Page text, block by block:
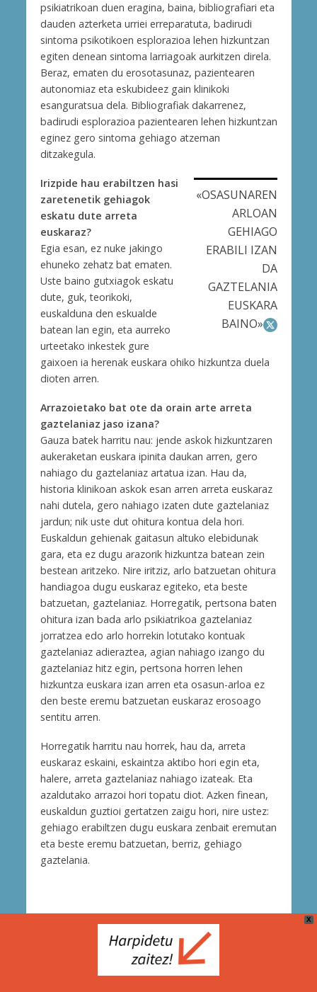
psikiatrikoan duen eragina, baina, bibliografiari eta
dauden azterketa urriei erreparatuta, badirudi
sintoma psikotikoen esplorazioa lehen hizkuntzan
egiten denean sintoma larriagoak aurkitzen direla.
Beraz, ematen du erosotasunaz, pazientearen
autonomiaz eta eskubideez gain klinikoki
esanguratsua dela. Bibliografiak dakarrenez,
badirudi esplorazioa pazientearen lehen hizkuntzan
eginez gero sintoma gehiago atzeman
ditzakegula.
«OSASUNAREN
ARLOAN
GEHIAGO
ERABILI IZAN
DA
GAZTELANIA
EUSKARA
BAINO»
Irizpide hau erabiltzen hasi
zaretenetik gehiagok
eskatu dute arreta
euskaraz?
Egia esan, ez nuke jakingo
ehuneko zehatz bat ematen.
Uste baino gutxiagok eskatu
dute, guk, teorikoki,
euskalduna den eskualde
batean lan egin, eta aurreko
urteetako inkestek gure
gaixoen ia herenak euskara ohiko hizkuntza duela
dioten arren.
Arrazoietako bat ote da orain arte arreta
gaztelaniaz jaso izana?
Gauza batek harritu nau: jende askok hizkuntzaren
aukeraketan euskara ipinita daukan arren, gero
nahiago du gaztelaniaz artatua izan. Hau da,
historia klinikoan askok esan arren arreta euskaraz
nahi dutela, gero nahiago izaten dute gaztelaniaz
jardun; nik uste dut ohitura kontua dela hori.
Euskaldun gehienak gaitasun altuko elebidunak
gara, eta ez dugu arazorik hizkuntza batean zein
bestean aritzeko. Nire iritziz, arlo batzuetan ohitura
handiagoa dugu euskaraz egiteko, eta beste
batzuetan, gaztelaniaz. Horregatik, pertsona baten
ohitura izan bada arlo psikiatrikoa gaztelaniaz
jorratzea edo arlo horrekin lotutako kontuak
gaztelaniaz adieraztea, agian nahiago izango du
gaztelaniaz hitz egin, pertsona horren lehen
hizkuntza euskara izan arren eta osasun-arloa ez
den beste eremu batzuetan euskaraz erosoago
sentitu arren.
Horregatik harritu nau horrek, hau da, arreta
euskaraz eskaini, eskaintza aktibo hori egin eta,
halere, arreta gaztelaniaz nahiago izateak. Eta
azaldutako arrazoi hori topatu diot. Azken finean,
euskaldun guztioi gertatzen zaigu hori, nire ustez:
gehiago erabiltzen dugu euskara zenbait eremutan
eta beste eremu batzuetan, berriz, gehiago
gaztelania.
Bidera Zerbitzuak (Berria Taldea)
X